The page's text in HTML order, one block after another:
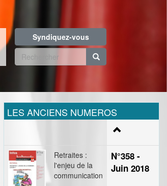
Syndiquez-vous
Formulaire
recherche
LES ANCIENS NUMEROS
Retraites :
l'enjeu de la
communication
N°358 -
Juin 2018